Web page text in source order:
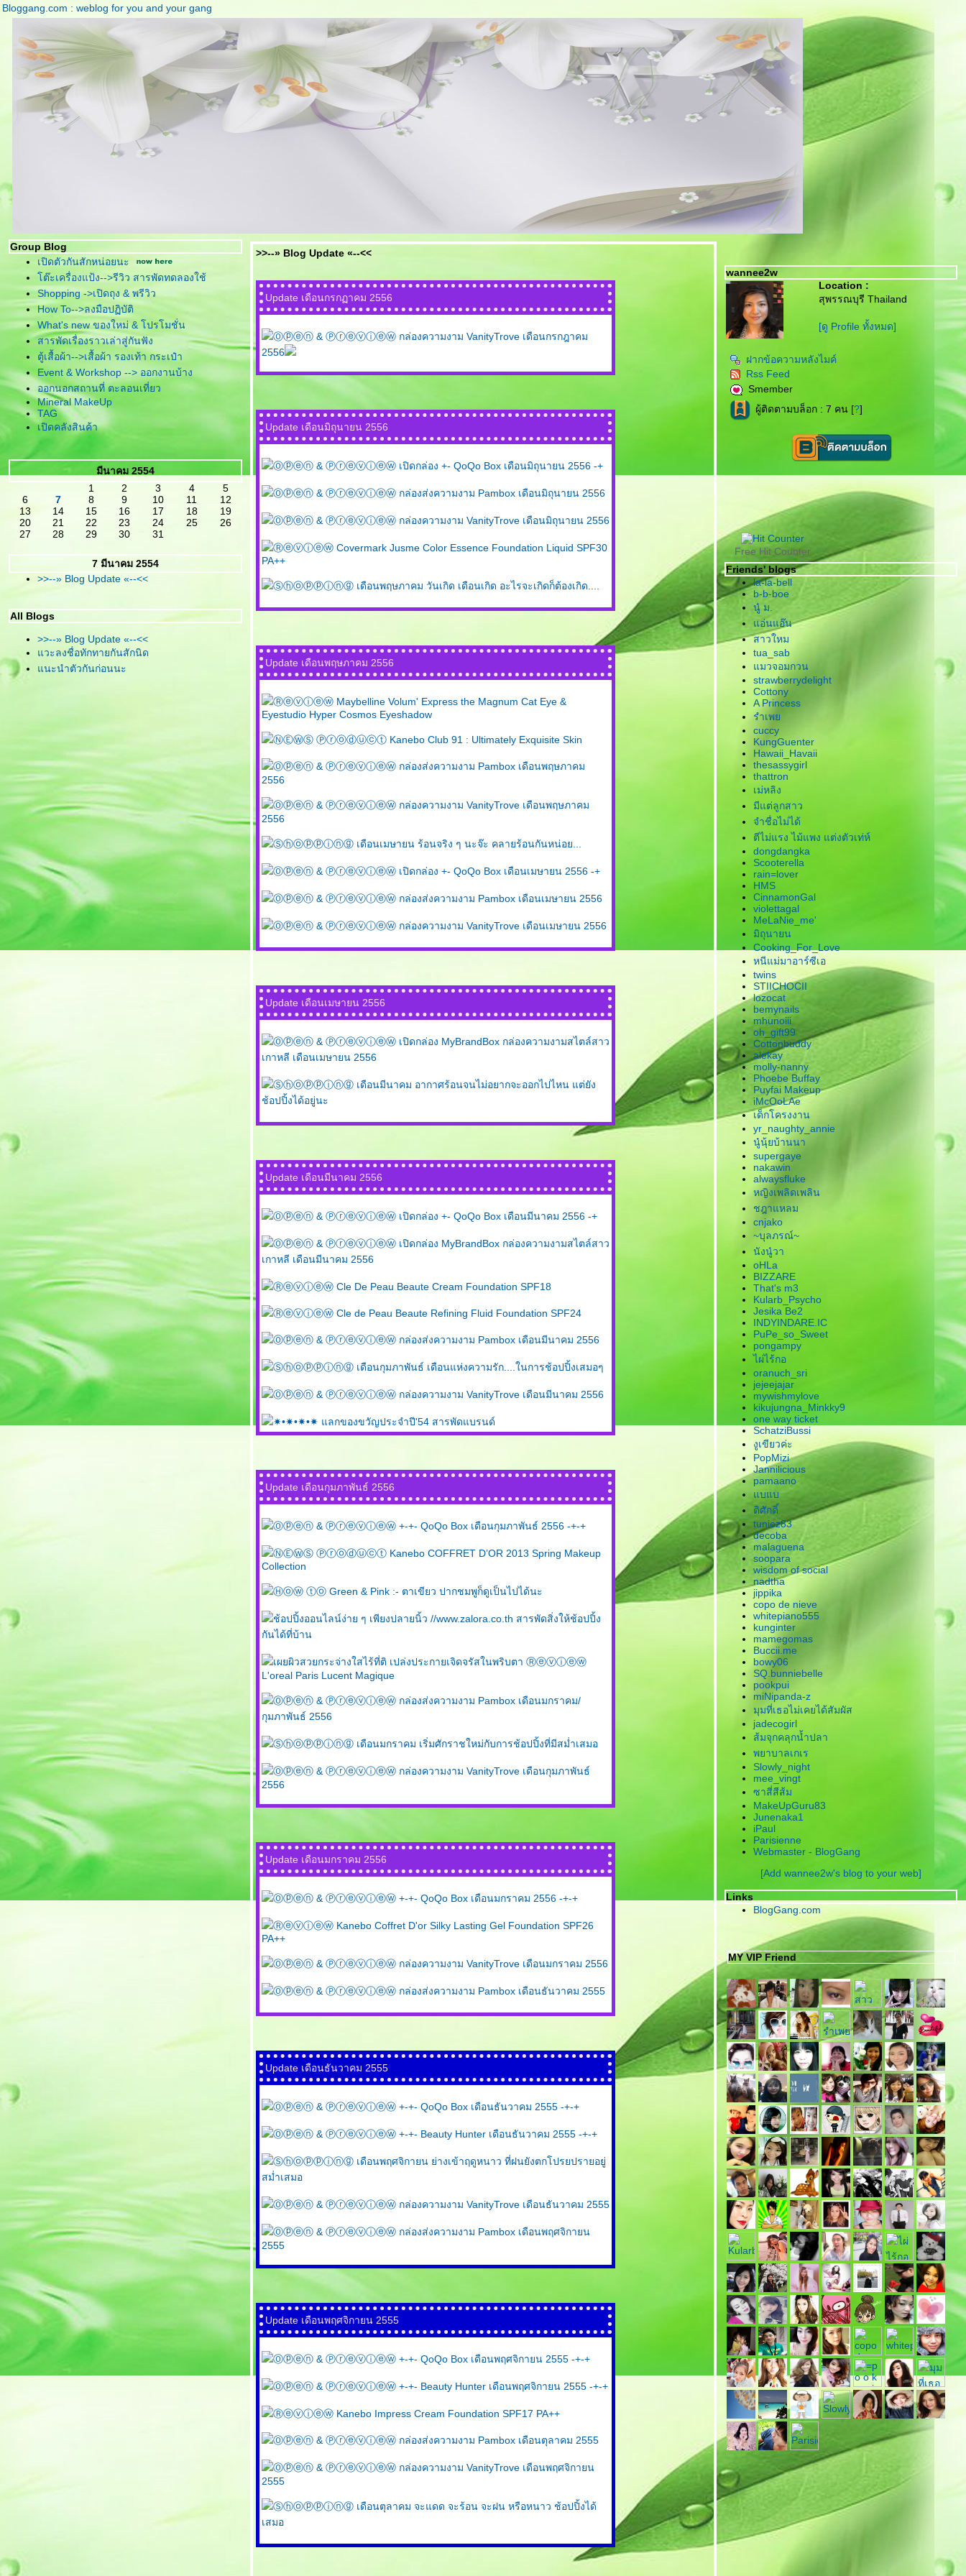
Bloggang.com : weblog for you and your gang
Group Blog
เปิดตัวกันสักหน่อยนะ
ต๊ะเครื่องแป้ง-->รีวิว สารพัดทดลองใช้
Shopping ->เปิดถุง & พรีวิว
How To-->ลงมือปฏิบัติ
What's new ของใหม่ & โปรโมชั่น
สารพัดเรื่องราวเล่าสู่กันฟัง
ตู้เสื้อผ้า-->เสื้อผ้า รองเท้า กระเป๋า
Event & Workshop --> ออกงานบ้าง
ออกนอกสถานที่ ตะลอนเที่ยว
Mineral MakeUp
TAG
เปิดคลังสินค้า
มีนาคม 2554
1
2 3 4
5
6
7 8 9 10 11
12
13
14 15 16 17 18
19
20
21 22 23 24 25
26
27
28 29 30 31
7 มีนาคม 2554
>>--» Blog Update «--<<
All Blogs
>>--» Blog Update «--<<
วะลงชื่อทักทายกันสักนิด
นะนำตัวกันก่อนนะ
>>--» Blog Update «--<<
Update เดือนกรกฏาคม 2556
Ⓞⓟⓔⓝ & Ⓟⓡⓔⓥⓘⓔⓦ กล่องความงาม VanityTrove เดือนกรกฎาคม
2556
Update เดือนมิถุนายน 2556
Ⓞⓟⓔⓝ & Ⓟⓡⓔⓥⓘⓔⓦ เปิดกล่อง +- QoQo Box เดือนมิถุนายน 2556 -+
Ⓞⓟⓔⓝ & Ⓟⓡⓔⓥⓘⓔⓦ กล่องส่งความงาม Pambox เดือนมิถุนายน 2556
Ⓞⓟⓔⓝ & Ⓟⓡⓔⓥⓘⓔⓦ กล่องความงาม VanityTrove เดือนมิถุนายน 2556
Ⓡⓔⓥⓘⓔⓦ Covermark Jusme Color Essence Foundation Liquid SPF30
PA++
Ⓢⓗⓞⓟⓟⓘⓝⓖ เดือนพฤษภาคม วันเกิด เดือนเกิด อะไรจะเกิดก็ต้องเกิด....
Update เดือนพฤษภาคม 2556
Ⓡⓔⓥⓘⓔⓦ Maybelline Volum' Express the Magnum Cat Eye &
Eyestudio Hyper Cosmos Eyeshadow
ⓃⒺⓌⓈ Ⓟⓡⓞⓓⓤⓒⓣ Kanebo Club 91 : Ultimately Exquisite Skin
Ⓞⓟⓔⓝ & Ⓟⓡⓔⓥⓘⓔⓦ กล่องส่งความงาม Pambox เดือนพฤษภาคม
2556
Ⓞⓟⓔⓝ & Ⓟⓡⓔⓥⓘⓔⓦ กล่องความงาม VanityTrove เดือนพฤษภาคม
2556
Ⓢⓗⓞⓟⓟⓘⓝⓖ เดือนเมษายน ร้อนจริง ๆ นะจ๊ะ คลายร้อนกันหน่อย...
Ⓞⓟⓔⓝ & Ⓟⓡⓔⓥⓘⓔⓦ เปิดกล่อง +- QoQo Box เดือนเมษายน 2556 -+
Ⓞⓟⓔⓝ & Ⓟⓡⓔⓥⓘⓔⓦ กล่องส่งความงาม Pambox เดือนเมษายน 2556
Ⓞⓟⓔⓝ & Ⓟⓡⓔⓥⓘⓔⓦ กล่องความงาม VanityTrove เดือนเมษายน 2556
Update เดือนเมษายน 2556
Ⓞⓟⓔⓝ & Ⓟⓡⓔⓥⓘⓔⓦ เปิดกล่อง MyBrandBox กล่องความงามสไตล์สาว
เกาหลี เดือนเมษายน 2556
Ⓢⓗⓞⓟⓟⓘⓝⓖ เดือนมีนาคม อากาศร้อนจนไม่อยากจะออกไปไหน แต่ยัง
ช้อปปิ้งได้อยู่นะ
Update เดือนมีนาคม 2556
Ⓞⓟⓔⓝ & Ⓟⓡⓔⓥⓘⓔⓦ เปิดกล่อง +- QoQo Box เดือนมีนาคม 2556 -+
Ⓞⓟⓔⓝ & Ⓟⓡⓔⓥⓘⓔⓦ เปิดกล่อง MyBrandBox กล่องความงามสไตล์สาว
เกาหลี เดือนมีนาคม 2556
Ⓡⓔⓥⓘⓔⓦ Cle De Peau Beaute Cream Foundation SPF18
Ⓡⓔⓥⓘⓔⓦ Cle de Peau Beaute Refining Fluid Foundation SPF24
Ⓞⓟⓔⓝ & Ⓟⓡⓔⓥⓘⓔⓦ กล่องส่งความงาม Pambox เดือนมีนาคม 2556
Ⓢⓗⓞⓟⓟⓘⓝⓖ เดือนกุมภาพันธ์ เดือนแห่งความรัก....ในการช้อปปิ้งเสมอๆ
Ⓞⓟⓔⓝ & Ⓟⓡⓔⓥⓘⓔⓦ กล่องความงาม VanityTrove เดือนมีนาคม 2556
✷•✷•✷•✷ แลกของขวัญประจำปี'54 สารพัดแบรนด์
Update เดือนกุมภาพันธ์ 2556
Ⓞⓟⓔⓝ & Ⓟⓡⓔⓥⓘⓔⓦ +-+- QoQo Box เดือนกุมภาพันธ์ 2556 -+-+
ⓃⒺⓌⓈ Ⓟⓡⓞⓓⓤⓒⓣ Kanebo COFFRET D’OR 2013 Spring Makeup
Collection
Ⓗⓞⓦ ⓣⓞ Green & Pink :- ตาเขียว ปากชมพูก็ดูเป็นไปได้นะ
ช้อปปิ้งออนไลน์ง่าย ๆ เพียงปลายนิ้ว //www.zalora.co.th สารพัดสิ่งให้ช้อปปิ้ง
กันได้ที่บ้าน
เผยผิวสวยกระจ่างใสไร้ที่ติ เปล่งประกายเจิดจรัสในพริบตา Ⓡⓔⓥⓘⓔⓦ
L'oreal Paris Lucent Magique
Ⓞⓟⓔⓝ & Ⓟⓡⓔⓥⓘⓔⓦ กล่องส่งความงาม Pambox เดือนมกราคม/
กุมภาพันธ์ 2556
Ⓢⓗⓞⓟⓟⓘⓝⓖ เดือนมกราคม เริ่มศักราชใหม่กับการช้อปปิ้งที่มีสม่ำเสมอ
Ⓞⓟⓔⓝ & Ⓟⓡⓔⓥⓘⓔⓦ กล่องความงาม VanityTrove เดือนกุมภาพันธ์
2556
Update เดือนมกราคม 2556
Ⓞⓟⓔⓝ & Ⓟⓡⓔⓥⓘⓔⓦ +-+- QoQo Box เดือนมกราคม 2556 -+-+
Ⓡⓔⓥⓘⓔⓦ Kanebo Coffret D'or Silky Lasting Gel Foundation SPF26
PA++
Ⓞⓟⓔⓝ & Ⓟⓡⓔⓥⓘⓔⓦ กล่องความงาม VanityTrove เดือนมกราคม 2556
Ⓞⓟⓔⓝ & Ⓟⓡⓔⓥⓘⓔⓦ กล่องส่งความงาม Pambox เดือนธันวาคม 2555
Update เดือนธันวาคม 2555
Ⓞⓟⓔⓝ & Ⓟⓡⓔⓥⓘⓔⓦ +-+- QoQo Box เดือนธันวาคม 2555 -+-+
Ⓞⓟⓔⓝ & Ⓟⓡⓔⓥⓘⓔⓦ +-+- Beauty Hunter เดือนธันวาคม 2555 -+-+
Ⓢⓗⓞⓟⓟⓘⓝⓖ เดือนพฤศจิกายน ย่างเข้าฤดูหนาว ที่ฝนยังตกโปรยปรายอยู่
สม่ำเสมอ
Ⓞⓟⓔⓝ & Ⓟⓡⓔⓥⓘⓔⓦ กล่องความงาม VanityTrove เดือนธันวาคม 2555
Ⓞⓟⓔⓝ & Ⓟⓡⓔⓥⓘⓔⓦ กล่องส่งความงาม Pambox เดือนพฤศจิกายน
2555
Update เดือนพฤศจิกายน 2555
Ⓞⓟⓔⓝ & Ⓟⓡⓔⓥⓘⓔⓦ +-+- QoQo Box เดือนพฤศจิกายน 2555 -+-+
Ⓞⓟⓔⓝ & Ⓟⓡⓔⓥⓘⓔⓦ +-+- Beauty Hunter เดือนพฤศจิกายน 2555 -+-+
Ⓡⓔⓥⓘⓔⓦ Kanebo Impress Cream Foundation SPF17 PA++
Ⓞⓟⓔⓝ & Ⓟⓡⓔⓥⓘⓔⓦ กล่องส่งความงาม Pambox เดือนตุลาคม 2555
Ⓞⓟⓔⓝ & Ⓟⓡⓔⓥⓘⓔⓦ กล่องความงาม VanityTrove เดือนพฤศจิกายน
2555
Ⓢⓗⓞⓟⓟⓘⓝⓖ เดือนตุลาคม จะแดด จะร้อน จะฝน หรือหนาว ช้อปปิ้งได้
เสมอ
wannee2w
Location :
สุพรรณบุรี Thailand
[ดู Profile ทั้งหมด]
ฝากข้อความหลังไมค์
Rss Feed
Smember
ผู้ติดตามบล็อก : 7 คน [?]
Free Hit Counter
Friends' blogs
la-la-bell
b-b-boe
นู๋ ม.
อ่นแอ๊น
สาวใหม
tua_sab
มวจอมกวน
strawberrydelight
Cottony
A Princess
รำเพ
cuccy
KungGuenter
Hawaii_Havaii
thesassygirl
thattron
เม่หลิง
มีแต่ลูกสาว
จำชื่อไม่ได้
ตีไม่แรง ไม้แพง แต่งตัวเท่ห์
dongdangka
Scooterella
rain=lover
HMS
CinnamonGal
violettagal
MeLaNie_me'
มิถุนายน
Cooking_For_Love
หนีแม่มาอาร์ซีเอ
twins
STIICHOCII
lozocat
bemynails
mhunoiii
oh_gift99
Cottonbuddy
alekay
molly-nanny
Phoebe Buffay
Puyfai Makeup
iMcOoLAe
เด็กโครงงาน
yr_naughty_annie
นู๋นุ้ยบ้านนา
supergaye
nakawin
alwaysfluke
หญิงเพลิดเพลิน
ชฎาแหลม
cnjako
~บุลภรณ์~
นังนู๋วา
oHLa
BIZZARE
That's m3
Kularb_Psycho
Jesika Be2
INDYINDARE.IC
PuPe_so_Sweet
pongampy
ไผ่ไร้กอ
oranuch_sri
jejeejajar
mywishmylove
kikujungna_Minkky9
one way ticket
SchatziBussi
งูเขียวค่ะ
PopMizi
Jannilicious
pamaano
บแบ
ติศักดิ์
tuniez83
decoba
malaguena
soopara
wisdom of social
nadtha
jippika
copo de nieve
whitepiano555
kunginter
mamegomas
Buccii.me
bowy06
SQ.bunniebelle
pookpui
miNipanda-z
มุมที่เธอไม่เคยได้สัมผัส
jadecogirl
ส้มจุกคลุกน้ำปลา
พยาบาลเกเร
Slowly_night
mee_vingt
ซาสี่สีส้ม
MakeUpGuru83
Junenaka1
iPaul
Parisienne
Webmaster - BlogGang
[Add wannee2w's blog to your web]
Links
BlogGang.com
MY VIP Friend